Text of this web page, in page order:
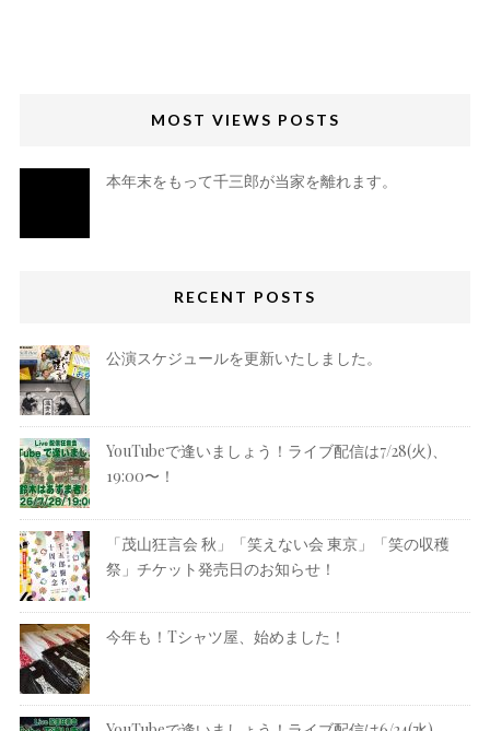
MOST VIEWS POSTS
本年末をもって千三郎が当家を離れます。
RECENT POSTS
公演スケジュールを更新いたしました。
YouTubeで逢いましょう！ライブ配信は7/28(火)、
19:00〜！
「茂山狂言会 秋」「笑えない会 東京」「笑の収穫
祭」チケット発売日のお知らせ！
今年も！Tシャツ屋、始めました！